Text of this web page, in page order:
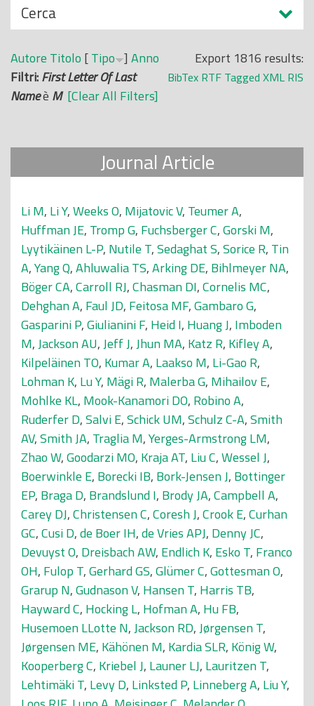
N
a
s
c
o
n
i
Cerca
Export 1816 results:
BibTex RTF Tagged XML RIS
Autore Titolo [Tipo ] Anno
Filtri:First Letter Of Last
Nameè M [Clear All Filters]
Journal Article
Li M, Li Y,Weeks O, Mijatovic V, Teumer A,
Huffman JE, Tromp G, Fuchsberger C,Gorski M,
Lyytikäinen L-P, Nutile T,Sedaghat S,Sorice R, Tin
A,Yang Q,Ahluwalia TS,Arking DE, Bihlmeyer NA,
Böger CA,Carroll RJ,Chasman DI,Cornelis MC,
Dehghan A, Faul JD, Feitosa MF,Gambaro G,
Gasparini P,Giulianini F, Heid I, Huang J, Imboden
M,Jackson AU,Jeff J,Jhun MA, Katz R, Kifley A,
Kilpeläinen TO, Kumar A, Laakso M, Li-Gao R,
Lohman K, Lu Y, Mägi R, Malerba G, Mihailov E,
Mohlke KL, Mook-Kanamori DO, Robino A,
Ruderfer D,Salvi E,Schick UM,Schulz C-A,Smith
AV,Smith JA, Traglia M,Yerges-Armstrong LM,
Zhao W,Goodarzi MO, Kraja AT, Liu C,Wessel J,
Boerwinkle E, Borecki IB, Bork-Jensen J, Bottinger
EP, Braga D, Brandslund I, Brody JA,Campbell A,
Carey DJ,Christensen C,Coresh J,Crook E,Curhan
GC,Cusi D,de Boer IH,de Vries APJ, Denny JC,
Devuyst O, Dreisbach AW, Endlich K, Esko T, Franco
OH, Fulop T,Gerhard GS,Glümer C,Gottesman O,
Grarup N,Gudnason V, Hansen T, Harris TB,
Hayward C, Hocking L, Hofman A, Hu FB,
Husemoen LLotte N,Jackson RD,Jørgensen T,
Jørgensen ME, Kähönen M, Kardia SLR, König W,
Kooperberg C, Kriebel J, Launer LJ, Lauritzen T,
Lehtimäki T, Levy D, Linksted P, Linneberg A, Liu Y,